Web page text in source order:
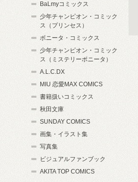
BaLmyコミックス
少年チャンピオン・コミック
ス（プリンセス）
ボニータ・コミックス
少年チャンピオン・コミック
ス（ミステリーボニータ）
A.L.C.DX
MIU 恋愛MAX COMICS
書籍扱いコミックス
秋田文庫
SUNDAY COMICS
画集・イラスト集
写真集
ビジュアルファンブック
AKITA TOP COMICS